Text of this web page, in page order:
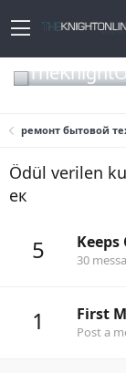
ремонт бытовой
Ödül verilen
ек
5 30
1 First
Post a